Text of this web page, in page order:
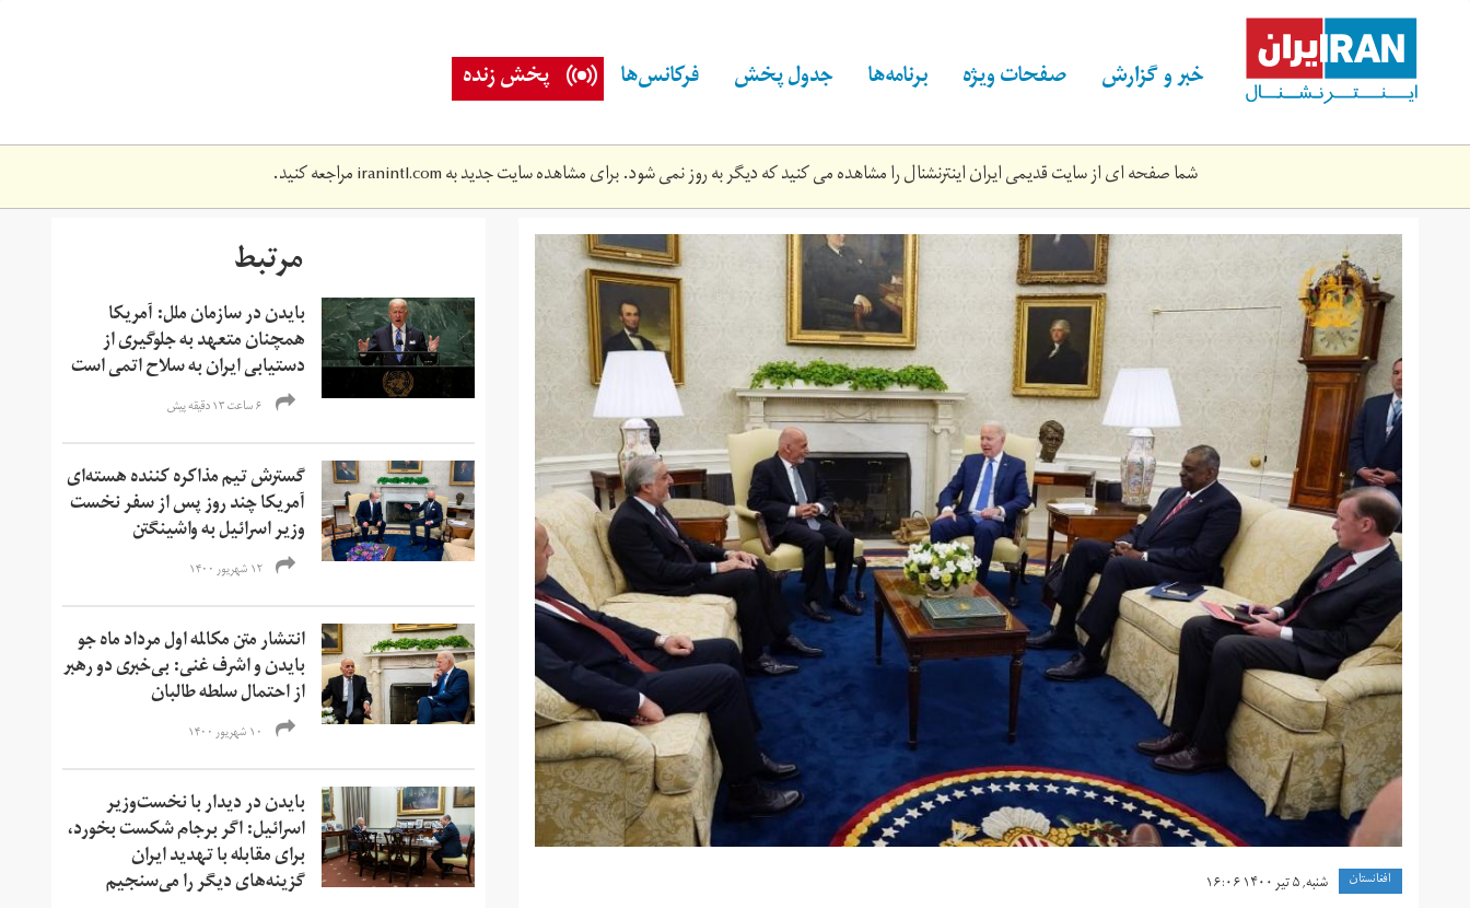
content خبر و گزارش صفحات ویژه برنامه‌ها جدول پخش فرکانس‌ها پخش زنده
شما صفحه ای از سایت قدیمی ایران اینترنشنال را مشاهده می کنید که دیگر به روز نمی شود. برای مشاهده سایت جدید بهiranintl.comمراجعه کنید.
205587949_4064995516909993_3247464908449249087_n.jpg
افغانستان شنبه, ۵ تیر ۱۴۰۰ ۱۶:۰۶
مرتبط
بایدن در سازمان ملل: آمریکا
همچنان متعهد به جلوگیری از
دستیابی ایران به سلاح اتمی است
۶ ساعت ۱۳ دقیقه پیش
گسترش تیم مذاکره کننده هسته‌ای
آمریکا چند روز پس از سفر نخست
وزیر اسرائیل به واشینگتن
۱۲ شهریور ۱۴۰۰
انتشار متن مکالمه اول مرداد ماه جو
بایدن و اشرف غنی: بی‌خبری دو رهبر
از احتمال سلطه طالبان
۱۰ شهریور ۱۴۰۰
بایدن در دیدار با نخست‌وزیر
اسرائیل: اگر برجام شکست بخورد،
برای مقابله با تهدید ایران
گزینه‌های دیگر را می‌سنجیم